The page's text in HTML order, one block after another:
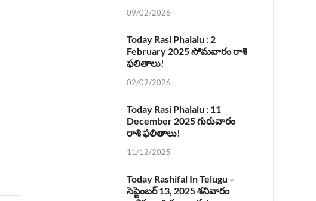
09/02/2026
Today Rasi Phalalu : 2
February 2025 సోమవారం రాశి
ఫలితాలు!
02/02/2026
Today Rasi Phalalu : 11
December 2025 గురువారం
రాశి ఫలితాలు!
11/12/2025
Today Rashifal In Telugu –
సెప్టెంబర్ 13, 2025 శనివారం